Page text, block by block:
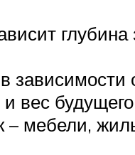
зависимости
вес
мебели,